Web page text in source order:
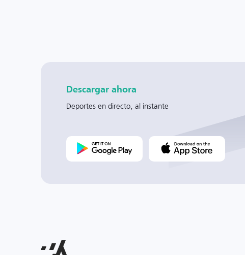
Descargar ahora
Deportes en directo, al instante